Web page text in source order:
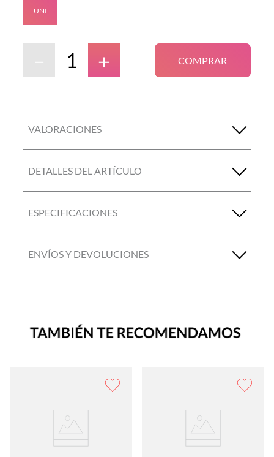
UNI
＋
－ COMPRAR
VALORACIONES
DETALLES DEL ARTÍCULO
ESPECIFICACIONES
ENVÍOS Y DEVOLUCIONES